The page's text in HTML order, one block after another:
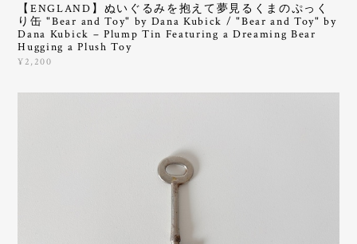
【ENGLAND】ぬいぐるみを抱えて夢見るくまのぷっく
り缶 "Bear and Toy" by Dana Kubick / "Bear and Toy" by
Dana Kubick – Plump Tin Featuring a Dreaming Bear
Hugging a Plush Toy
¥2,200